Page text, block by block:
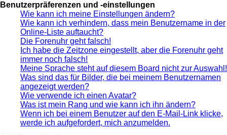
Benutzerpräferenzen und -einstellungen
Wie kann ich meine Einstellungen ändern?
Wie kann ich verhindern, dass mein Benutzername in der
Online-Liste auftaucht?
Die Forenuhr geht falsch!
Ich habe die Zeitzone eingestellt, aber die Forenuhr geht
immer noch falsch!
Meine Sprache steht auf diesem Board nicht zur Auswahl!
Was sind das für Bilder, die bei meinem Benutzernamen
angezeigt werden?
Wie verwende ich einen Avatar?
Was ist mein Rang und wie kann ich ihn ändern?
Wenn ich bei einem Benutzer auf den E-Mail-Link klicke,
werde ich aufgefordert, mich anzumelden.